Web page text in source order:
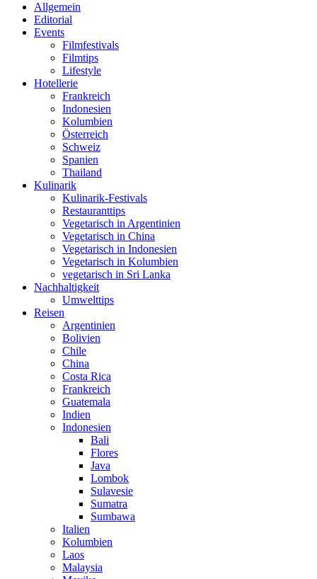
Allgemein
Editorial
Events
Filmfestivals
Filmtips
Lifestyle
Hotellerie
Frankreich
Indonesien
Kolumbien
Österreich
Schweiz
Spanien
Thailand
Kulinarik
Kulinarik-Festivals
Restauranttips
Vegetarisch in Argentinien
Vegetarisch in China
Vegetarisch in Indonesien
Vegetarisch in Kolumbien
vegetarisch in Sri Lanka
Nachhaltigkeit
Umwelttips
Reisen
Argentinien
Bolivien
Chile
China
Costa Rica
Frankreich
Guatemala
Indien
Indonesien
Bali
Flores
Java
Lombok
Sulavesie
Sumatra
Sumbawa
Italien
Kolumbien
Laos
Malaysia